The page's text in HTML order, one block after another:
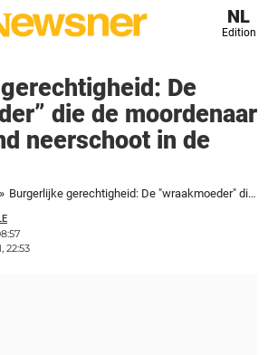
NL
Edition
De
die de moordenaar
neerschoot in de
» Burgerlijke gerechtigheid: De "wraakmoeder" die de moordenaar van haar kind neerschoot in de rechtbank
22:53